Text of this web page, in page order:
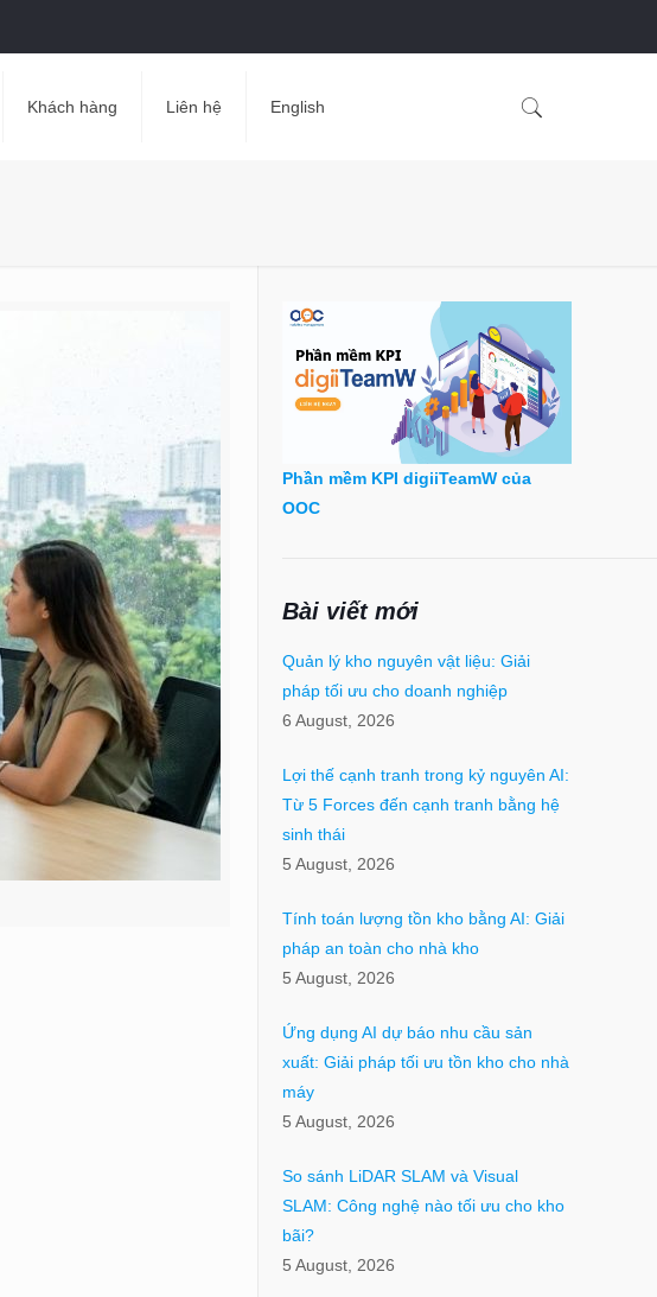
Khách hàng Liên hệ English
Phần mềm KPI digiiTeamW của
OOC
Bài viết mới
Quản lý kho nguyên vật liệu: Giải
pháp tối ưu cho doanh nghiệp
6 August, 2026
Lợi thế cạnh tranh trong kỷ nguyên AI:
Từ 5 Forces đến cạnh tranh bằng hệ
sinh thái
5 August, 2026
Tính toán lượng tồn kho bằng AI: Giải
pháp an toàn cho nhà kho
5 August, 2026
Ứng dụng AI dự báo nhu cầu sản
xuất: Giải pháp tối ưu tồn kho cho nhà
máy
5 August, 2026
So sánh LiDAR SLAM và Visual
SLAM: Công nghệ nào tối ưu cho kho
bãi?
5 August, 2026